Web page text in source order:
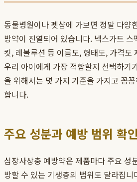
동물병원이나 펫샵에 가보면 정말 다양
방약이 진열되어 있습니다. 넥스가드
킷, 레볼루션 등 이름도, 형태도, 가격도
우리 아이에게 가장 적합할지 선택하기
을 위해서는 몇 가지 기준을 가지고 꼼
합니다.
주요 성분과 예방 범위 확
심장사상충 예방약은 제품마다 주요 성
방할 수 있는 기생충의 범위도 달라집